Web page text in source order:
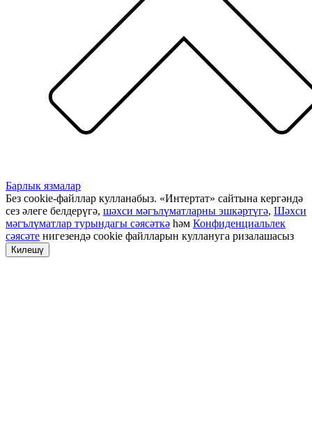
Барлык язмалар
Без cookie-файллар кулланабыз. «Интертат» сайтына кергәндә
сез әлеге белдерүгә, шәхси мәгълүматларны эшкәртүгә, Шәхси
мәгълүматлар турындагы сәясәткә һәм Конфиденциальлек
сәясәте нигезендә cookie файлларын куллануга ризалашасыз
Килешү